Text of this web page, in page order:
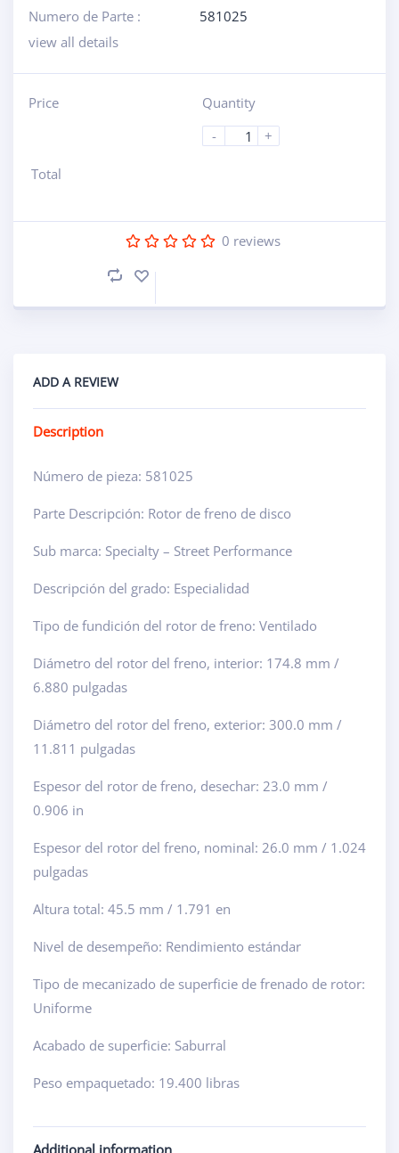
Numero de Parte :
581025
view all details
Price
Quantity
-
+
Total
0 reviews
ADD A REVIEW
Description
Número de pieza: 581025
Parte Descripción: Rotor de freno de disco
Sub marca: Specialty – Street Performance
Descripción del grado: Especialidad
Tipo de fundición del rotor de freno: Ventilado
Diámetro del rotor del freno, interior: 174.8 mm /
6.880 pulgadas
Diámetro del rotor del freno, exterior: 300.0 mm /
11.811 pulgadas
Espesor del rotor de freno, desechar: 23.0 mm /
0.906 in
Espesor del rotor del freno, nominal: 26.0 mm / 1.024
pulgadas
Altura total: 45.5 mm / 1.791 en
Nivel de desempeño: Rendimiento estándar
Tipo de mecanizado de superficie de frenado de rotor:
Uniforme
Acabado de superficie: Saburral
Peso empaquetado: 19.400 libras
Additional information